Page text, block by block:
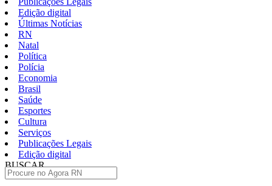
Edição digital
Últimas Notícias
RN
Natal
Política
Polícia
Economia
Brasil
Saúde
Esportes
Cultura
Serviços
Publicações Legais
Edição digital
BUSCAR